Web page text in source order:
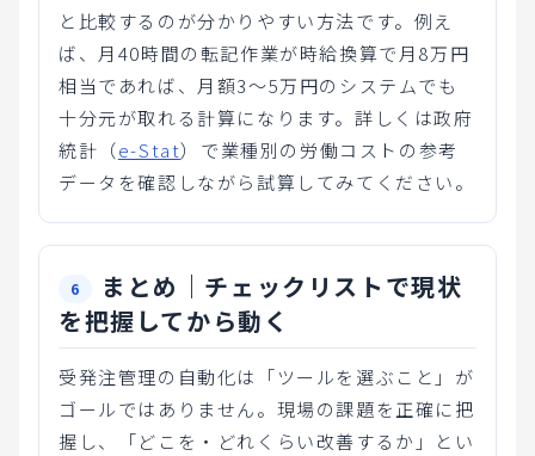
と比較するのが分かりやすい方法です。例え
ば、月40時間の転記作業が時給換算で月8万円
相当であれば、月額3〜5万円のシステムでも
十分元が取れる計算になります。詳しくは政府
統計（e-Stat）で業種別の労働コストの参考
データを確認しながら試算してみてください。
まとめ｜チェックリストで現状
を把握してから動く
受発注管理の自動化は「ツールを選ぶこと」が
ゴールではありません。現場の課題を正確に把
握し、「どこを・どれくらい改善するか」とい